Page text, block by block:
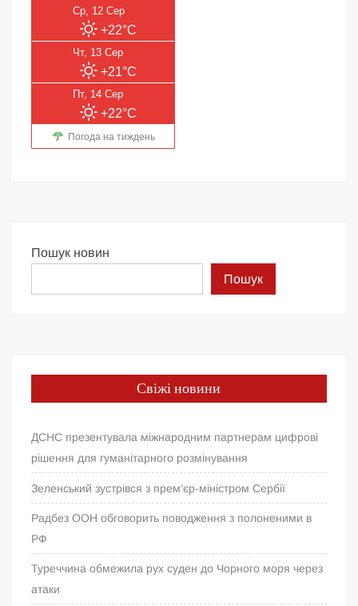
Ср, 12 Сер
+22°C
Чт, 13 Сер
+21°C
Пт, 14 Сер
+22°C
Погода на тиждень
Пошук новин
Пошук
Свіжі новини
ДСНС презентувала міжнародним партнерам цифрові
рішення для гуманітарного розмінування
Зеленський зустрівся з прем’єр-міністром Сербії
Радбез ООН обговорить поводження з полоненими в
РФ
Туреччина обмежила рух суден до Чорного моря через
атаки